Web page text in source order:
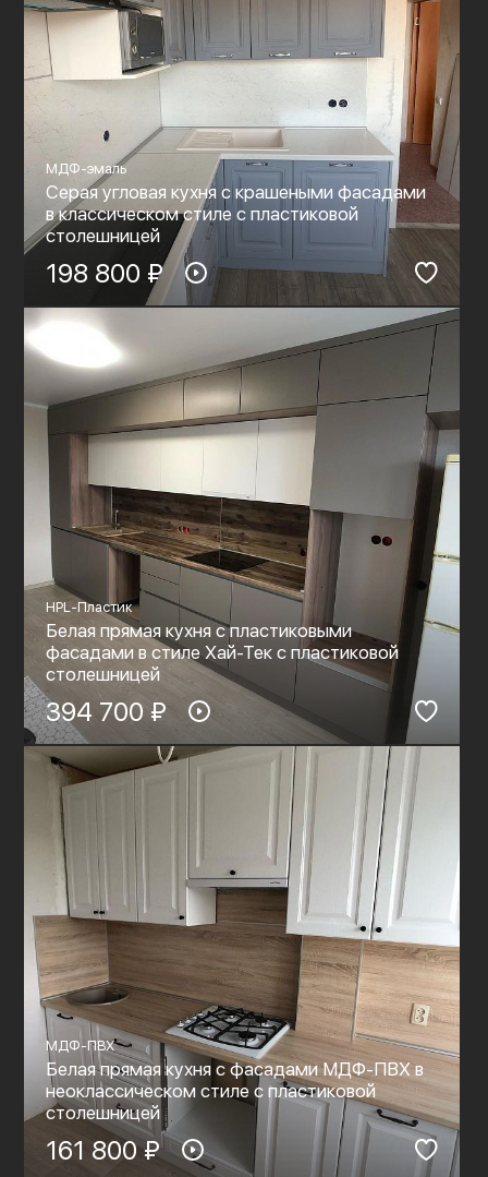
МДФ-эмаль
Серая угловая кухня с крашеными фасадами
в классическом стиле с пластиковой
столешницей
198 800 ₽
HPL-Пластик
Белая прямая кухня с пластиковыми
фасадами в стиле Хай-Тек с пластиковой
столешницей
394 700 ₽
МДФ-ПВХ
Белая прямая кухня с фасадами МДФ-ПВХ в
неоклассическом стиле с пластиковой
столешницей
161 800 ₽